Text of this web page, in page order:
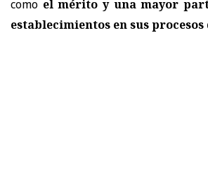
como el mérito y una mayor
establecimientos en sus